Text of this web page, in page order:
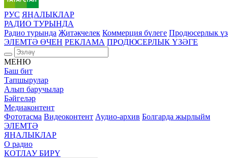
РУС ЯҢАЛЫКЛАР
РАДИО ТУРЫНДА
Радио турында Җитәкчелек Коммерция бүлеге Продюсерлык
ЭЛЕМТӘ ӨЧЕН РЕКЛАМА ПРОДЮСЕРЛЫК ҮЗӘГЕ
МЕНЮ
Баш бит
Тапшырулар
Алып баручылар
Бәйгеләр
Медиаконтент
Фототасма Видеоконтент Аудио-архив Болгарда жырлыйм
ЭЛЕМТӘ
ЯҢАЛЫКЛАР
О радио
КОТЛАУ БИРҮ